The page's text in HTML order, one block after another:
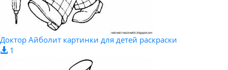
Доктор Айболит картинки для детей раскраски
1